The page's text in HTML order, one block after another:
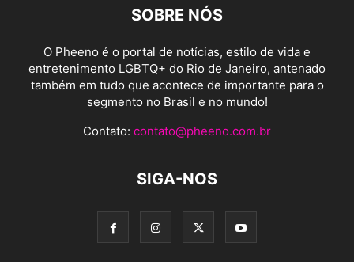
SOBRE NÓS
O Pheeno é o portal de notícias, estilo de vida e
entretenimento LGBTQ+ do Rio de Janeiro, antenado
também em tudo que acontece de importante para o
segmento no Brasil e no mundo!
Contato: contato@pheeno.com.br
SIGA-NOS